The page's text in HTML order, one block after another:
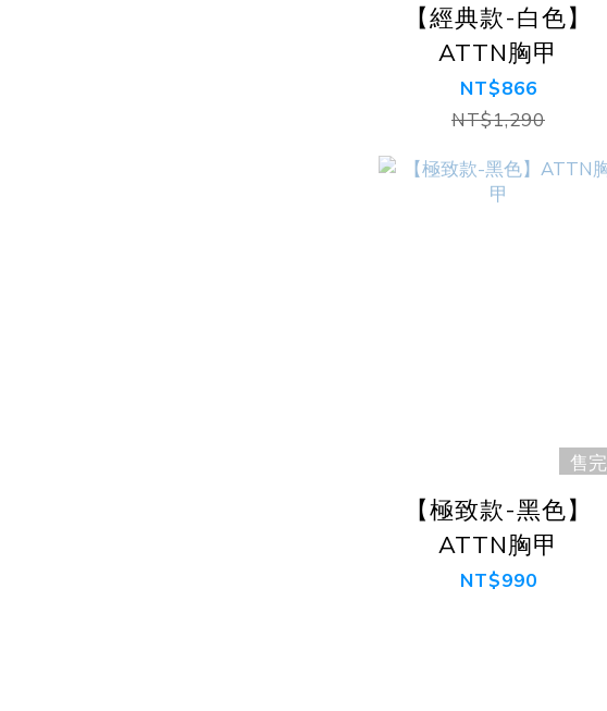
【經典款-白色】
ATTN胸甲
NT$866
NT$1,290
售完
【極致款-黑色】
ATTN胸甲
NT$990